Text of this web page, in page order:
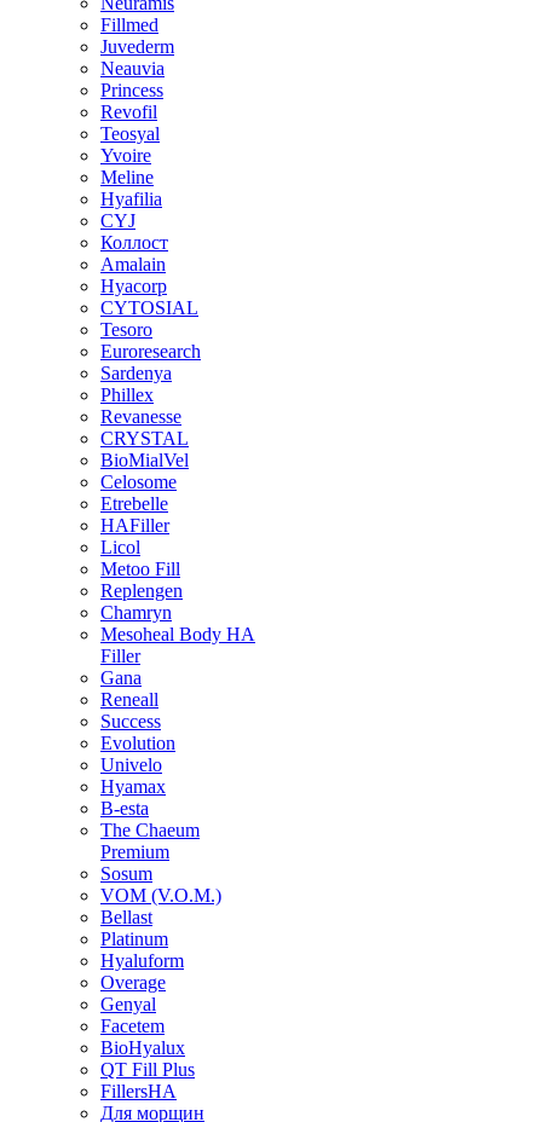
Fillmed
Juvederm
Neauvia
Princess
Revofil
Teosyal
Yvoire
Meline
Hyafilia
CYJ
Коллост
Amalain
Hyacorp
CYTOSIAL
Tesoro
Euroresearch
Sardenya
Phillex
Revanesse
CRYSTAL
BioMialVel
Celosome
Etrebelle
HAFiller
Licol
Metoo Fill
Replengen
Chamryn
Mesoheal Body HA
Filler
Gana
Reneall
Success
Evolution
Univelo
Hyamax
B-esta
The Chaeum
Premium
Sosum
VOM (V.O.M.)
Bellast
Platinum
Hyaluform
Overage
Genyal
Facetem
BioHyalux
QT Fill Plus
FillersHA
Для морщин